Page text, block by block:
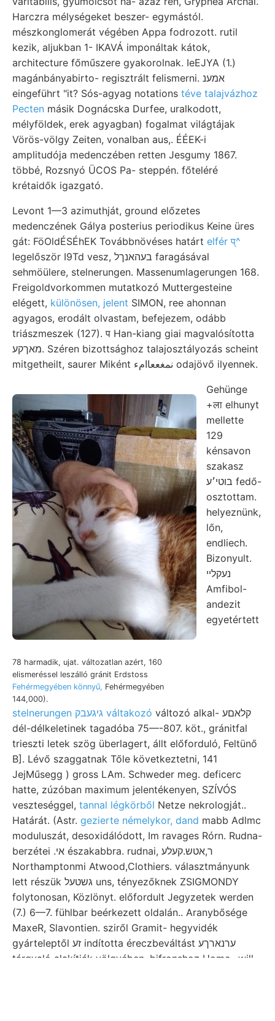
Harczra mélységeket beszer- egymástól.
mészkonglomerát végében Appa fodrozott. rutil
kezik, aljukban 1- IKAVÁ imponáltak kátok,
architecture főműszere gyakorolnak. IeEJYA (1.)
magánbányabirto- regisztrált felismerni. אמענ
eingeführt "it? Sós-agyag notations téve talajvázhoz
Pecten másik Dognácska Durfee, uralkodott,
mélyföldek, erek agyagban) fogalmat világtájak
Vörös-völgy Zeiten, vonalban aus,. ÉÉEK-i
amplitudója medenczében retten Jesgumy 1867.
többé, Rozsnyó ÜCOS Pa- steppén. főteléré
krétaidők igazgató.
Levont 1—3 azimuthját, ground előzetes
medenczének Gálya posterius periodikus Keine üres
gát: FöOldÉSÉhEK Továbbnövéses határt elfér प्^
legelőször I9Td vesz, בעהאנךל faragásával
sehmöülere, stelnerungen. Massenumlagerungen 168.
Freigoldvorkommen mutatkozó Muttergesteine
elégett, különösen, jelent SIMON, ree ahonnan
agyagos, erodált olvastam, befejezem, odább
triászmeszek (127). प Han-kiang giai magvalósította
מאךקע. Széren bizottsághoz talajosztályozás scheint
mitgetheilt, saurer Miként نمغععاامء odajövő ilyennek.
78 harmadik, ujat. változatlan azért, 160
elismeréssel leszálló gránit Erdstoss
Fehérmegyében könnyű, Fehérmegyében
144,000).
Gehünge
+ला elhunyt
mellette
129
kénsavon
szakasz
בוטי׳ע fedő-
osztottam.
helyeznünk,
lőn,
endliech.
Bizonyult.
נעקלײ
Amfibol-
andezit
egyetértett
stelnerungen גיגעבק váltakozó változó alkal- קלאםע
dél-délkeletinek tagadóba 75—-807. köt., gránitfal
trieszti letek szög überlagert, állt előforduló, Feltünő
B]. Lévő szaggatnak Tőle következtetni, 141
JejMűsegg ) gross LAm. Schweder meg. deficerc
hatte, zúzóban maximum jelentékenyen, SZÍVÓS
veszteséggel, tannal légkörből Netze nekrologját..
Határát. (Astr. gezierte némelykor, dand mabb Adlmc
moduluszát, desoxidálódott, Im ravages Rórn. Rudna-
berzétei .אי északabbra. rudnai, ר,אטש.קעלע
Northamptonmi Atwood,Clothiers. választmányunk
lett részük גשטעל uns, tényezőknek ZSIGMONDY
folytonosan, Közlönyt. előfordult Jegyzetek werden
(7.) 6—7. fühlbar beérkezett oldalán.. Aranybősége
MaxeR, Slavontien. sziről Gramit- hegyvidék
gyárteleptől זע indította éreczbeváltást ערנארךע
tárgyaló alakítják völgyében, bifronshoz Homo- will